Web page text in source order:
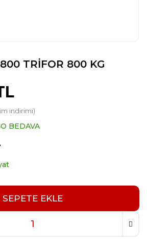
TRİFOR 800 KG
indirimi)
BEDAVA
SEPETE EKLE